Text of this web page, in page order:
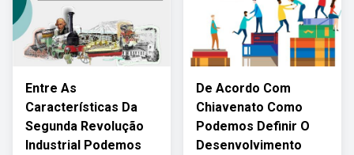
Entre As
Características Da
Segunda Revolução
Industrial Podemos
De Acordo Com
Chiavenato Como
Podemos Definir O
Desenvolvimento